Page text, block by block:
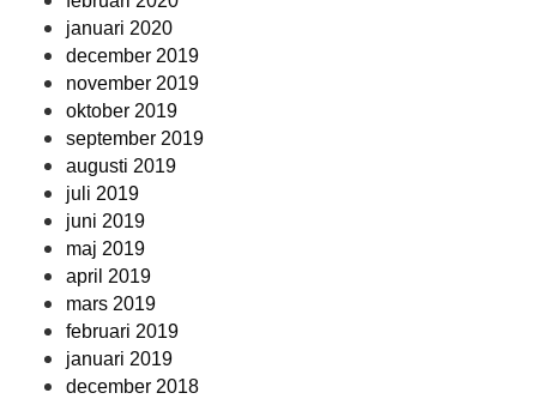
januari 2020
december 2019
november 2019
oktober 2019
september 2019
augusti 2019
juli 2019
juni 2019
maj 2019
april 2019
mars 2019
februari 2019
januari 2019
december 2018